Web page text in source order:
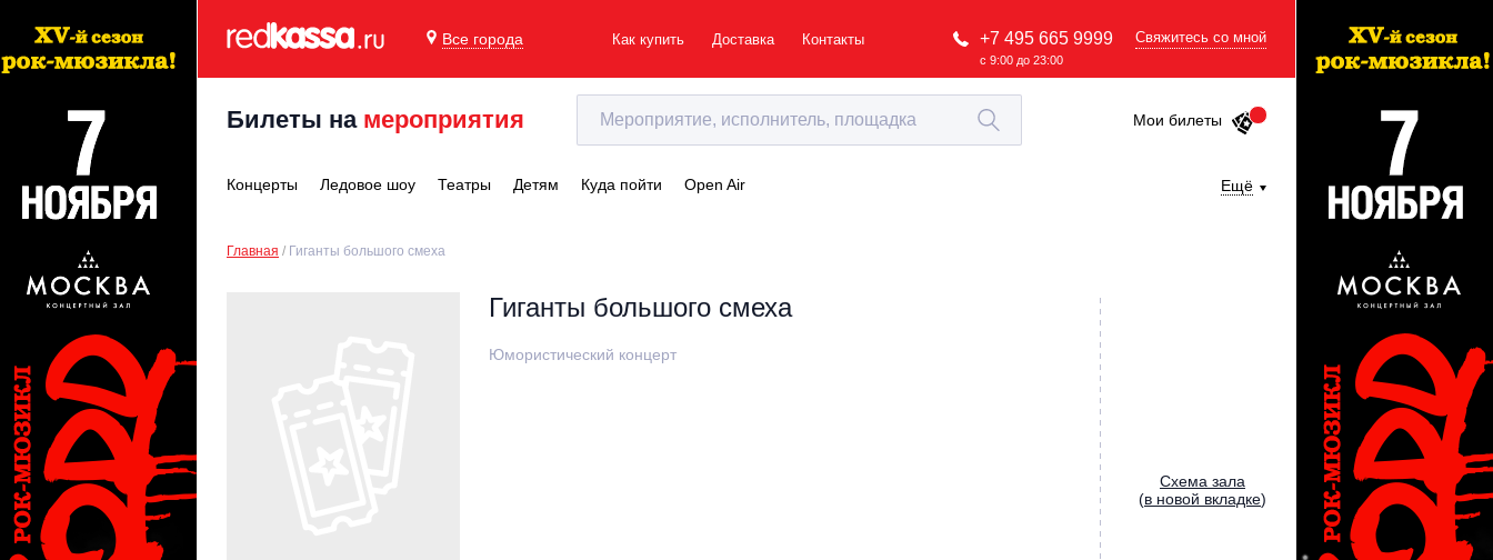
Все города Как купить Доставка Контакты +7 495 665 9999
с 9:00 до 23:00
Свяжитесь со мной
Билеты на мероприятия Мои билеты
Концерты Ледовое шоу Театры Детям Куда пойти Open Air Ещё
Главная Гиганты большого смеха
Гиганты большого смеха
Юмористический концерт
Cхема зала
(в новой вкладке)